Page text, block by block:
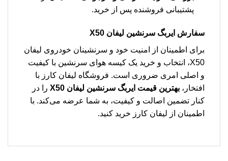
پشتیبانی فروشنده پس از خرید.
سفارش ایربگ سرنشین لیفان X50
برای اطمینان از امنیت خود و سرنشینان خودروی لیفان
X50، انتخاب و خرید یک کیسه هوای سرنشین با کیفیت
و اصلی امری ضروری است. فروشگاه لیفان کارز با
افتخار، بهترین قیمت ایربگ سرنشین لیفان X50
را در
کنار تضمین اصالت و کیفیت، به شما عرضه می‌کند. با
اطمینان از لیفان کارز خرید کنید.